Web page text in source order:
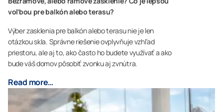
voľbou pre balkón alebo terasu?
Výber zasklenia pre balkón alebo terasu nie je len
otázkou skla. Správne riešenie ovplyvňuje vzhľad
priestoru, ale aj to, ako často ho budete využívať a ako
bude váš domov pôsobiť zvonku aj zvnútra.
Read more…